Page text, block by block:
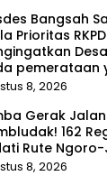
Bangsah
Prioritas
pemerataan
8, 2026
Gerak
162
Rute
8, 2026